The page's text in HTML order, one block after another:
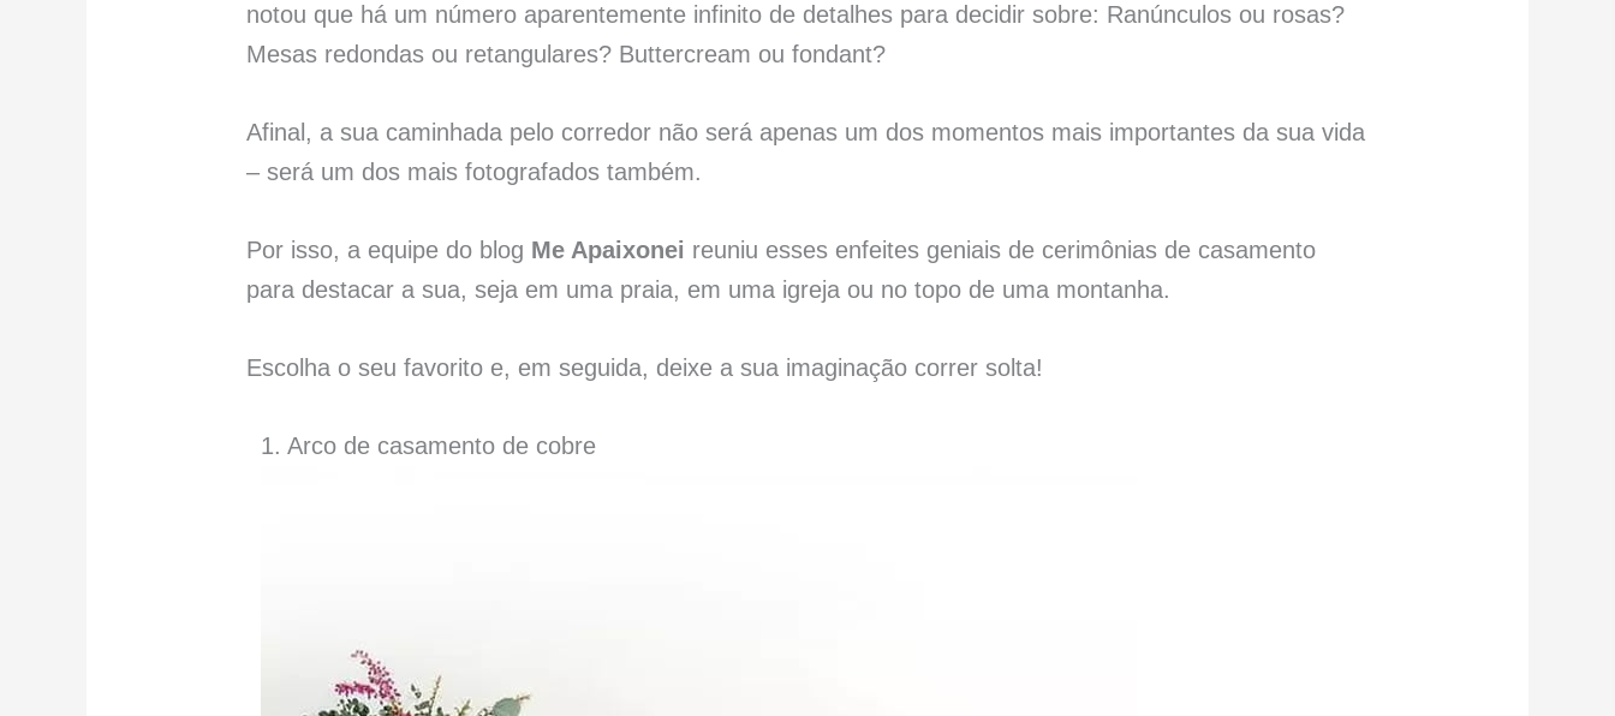
notou que há um número aparentemente infinito de detalhes para decidir sobre: Ranúnculos ou rosas?
Mesas redondas ou retangulares? Buttercream ou fondant?
Afinal, a sua caminhada pelo corredor não será apenas um dos momentos mais importantes da sua vida
– será um dos mais fotografados também.
Por isso, a equipe do blog Me Apaixonei reuniu esses enfeites geniais de cerimônias de casamento
para destacar a sua, seja em uma praia, em uma igreja ou no topo de uma montanha.
Escolha o seu favorito e, em seguida, deixe a sua imaginação correr solta!
1. Arco de casamento de cobre